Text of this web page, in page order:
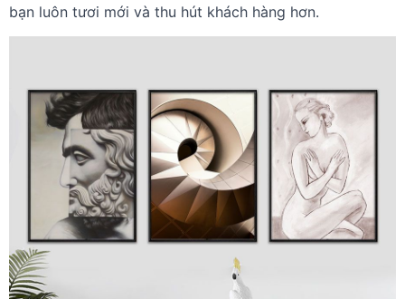
bạn luôn tươi mới và thu hút khách hàng hơn.